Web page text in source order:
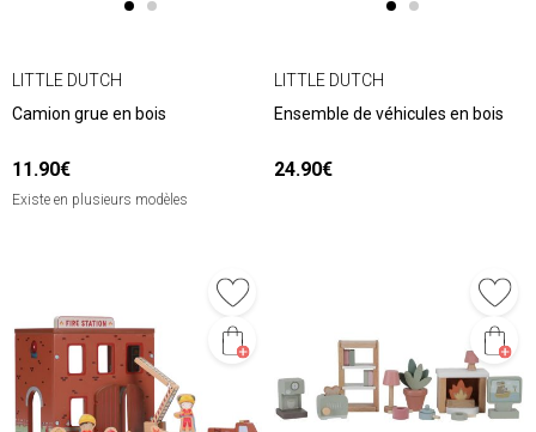
LITTLE DUTCH
Camion grue en bois
11.90€
Existe en plusieurs modèles
LITTLE DUTCH
Ensemble de véhicules en bois
24.90€